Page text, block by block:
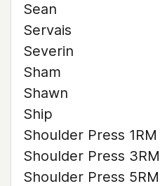
Sean
Servais
Severin
Sham
Shawn
Ship
Shoulder Press 1RM
Shoulder Press 3RM
Shoulder Press 5RM